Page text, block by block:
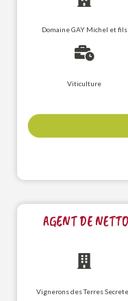
Domaine GAY Michel et fils
Viticulture
AGENT DE
Vignerons des Terres